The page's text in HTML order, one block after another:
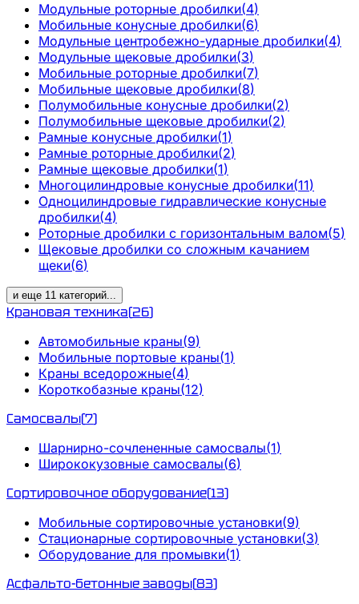
Модульные роторные дробилки(4)
Мобильные конусные дробилки(6)
Модульные центробежно-ударные дробилки(4)
Модульные щековые дробилки(3)
Мобильные роторные дробилки(7)
Мобильные щековые дробилки(8)
Полумобильные конусные дробилки(2)
Полумобильные щековые дробилки(2)
Рамные конусные дробилки(1)
Рамные роторные дробилки(2)
Рамные щековые дробилки(1)
Многоцилиндровые конусные дробилки(11)
Одноцилиндровые гидравлические конусные
дробилки(4)
Роторные дробилки с горизонтальным валом(5)
Щековые дробилки со сложным качанием
щеки(6)
и еще 11 категорий...
Крановая техника(26)
Автомобильные краны(9)
Мобильные портовые краны(1)
Краны вседорожные(4)
Короткобазные краны(12)
Самосвалы(7)
Шарнирно-сочлененные самосвалы(1)
Ширококузовные самосвалы(6)
Сортировочное оборудование(13)
Мобильные сортировочные установки(9)
Стационарные сортировочные установки(3)
Оборудование для промывки(1)
Асфальто-бетонные заводы(83)